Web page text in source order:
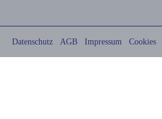
Datenschutz AGB Impressum Cookies